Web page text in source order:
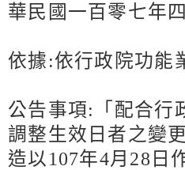
華民國一百零七年
依據:依行政院功能
公告事項:「配合行
調整生效日者之變
造以107年4月28日